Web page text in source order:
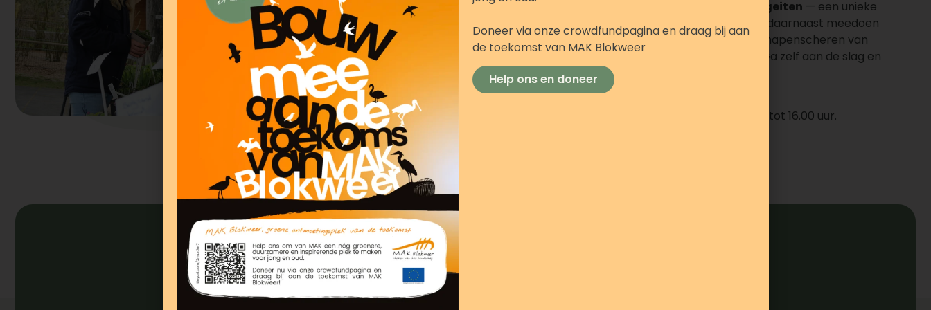
Begin je bezoek extra bijzonder met
ontbijten met de geiten — een unieke
ervaring voor jong en oud. Verspreid over de dag kun je daarnaast meedoen
aan allerlei sprankelende activiteiten. Bewonder het schapenscheren van
dichtbij en ontdek wat er allemaal mogelijk is met wol. Ga zelf aan de slag en
maak bijvoorbeeld je eigen sleutelhanger van wol.
De Biomarkt is vrij toegankelijk en vindt plaats van 10.00 tot 16.00 uur.
Plan je bezoek
Bekijk activiteiten
Doneer via onze crowdfundpagina en draag bij aan
de toekomst van MAK Blokweer
Help ons en doneer